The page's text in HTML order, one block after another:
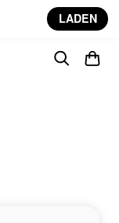
LADEN